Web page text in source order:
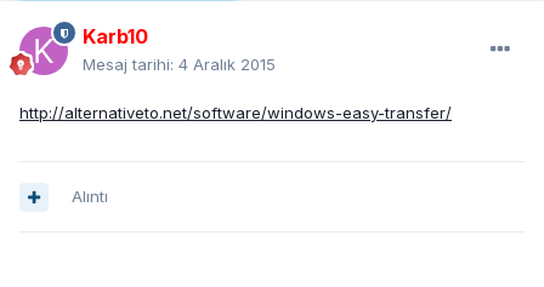
Karb10
Mesaj tarihi: 4 Aralık 2015
http://alternativeto.net/software/windows-easy-transfer/
Alıntı